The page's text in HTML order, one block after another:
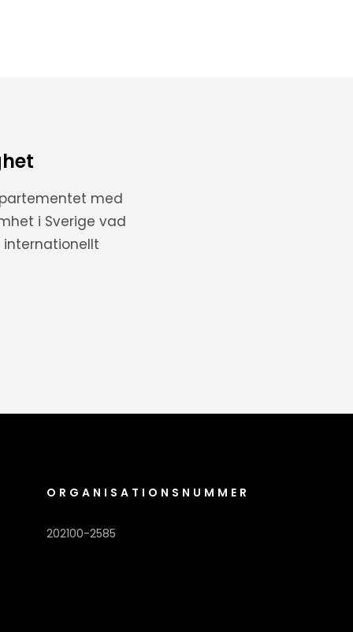
med
i Sverige vad
internationellt
ORGANISATIONSNUMMER
202100-2585